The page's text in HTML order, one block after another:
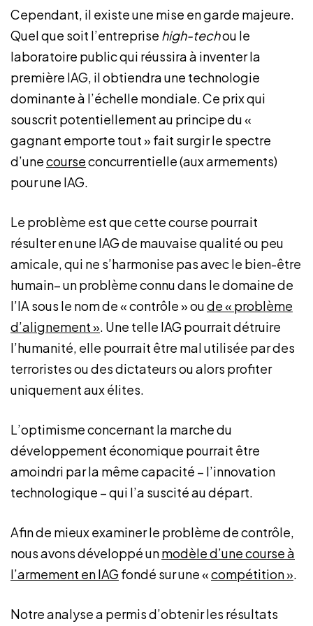
Cependant, il existe une mise en garde majeure.
Quel que soit l’entreprise high-techou le
laboratoire public qui réussira à inventer la
première IAG, il obtiendra une technologie
dominante à l’échelle mondiale. Ce prix qui
souscrit potentiellement au principe du «
gagnant emporte tout » fait surgir le spectre
d’unecourseconcurrentielle (aux armements)
pour une IAG.
Le problème est que cette course pourrait
résulter en une IAG de mauvaise qualité ou peu
amicale, qui ne s’harmonise pas avec le bien-être
humain– un problème connu dans le domaine de
l’IA sous le nom de « contrôle » oude « problème
d’alignement ». Une telle IAG pourrait détruire
l’humanité, elle pourrait être mal utilisée par des
terroristes ou des dictateurs ou alors profiter
uniquement aux élites.
L’optimisme concernant la marche du
développement économique pourrait être
amoindri par la même capacité – l’innovation
technologique – qui l’a suscité au départ.
Afin de mieux examiner le problème de contrôle,
nous avons développé unmodèle d’une course à
l’armement en IAGfondé sur une «compétition ».
Notre analyse a permis d’obtenir les résultats